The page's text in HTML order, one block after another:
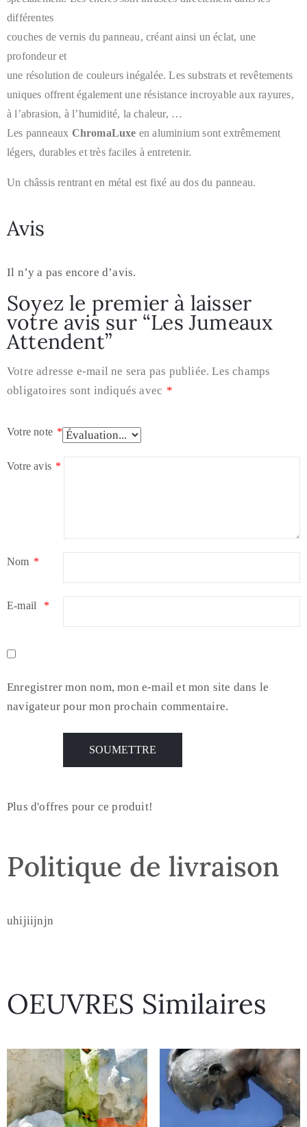
différentes
couches de vernis du panneau, créant ainsi un éclat, une
profondeur et
une résolution de couleurs inégalée. Les substrats et revêtements
uniques offrentégalement une résistance incroyable aux rayures,
à l’abrasion, àl’humidité, la chaleur, …
Les panneaux ChromaLuxe en aluminium sont extrêmement
légers, durables et très faciles à entretenir.
Un châssis rentrant en métal est fixé au dos du panneau.
Avis
Il n’y a pas encore d’avis.
Soyez le premier à laisser
votre avis sur “Les Jumeaux
Attendent”
Votre adresse e-mail ne sera pas publiée. Les champs
obligatoires sont indiqués avec *
Votre note *
Votre avis *
Nom *
E-mail *
Enregistrer mon nom, mon e-mail et mon site dans le
navigateur pour mon prochain commentaire.
Plus d'offres pour ce produit!
Politique de livraison
uhijiijnjn
OEUVRES Similaires